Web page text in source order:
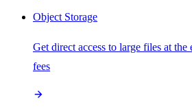
Object Storage
Get direct access to large files at the
fees